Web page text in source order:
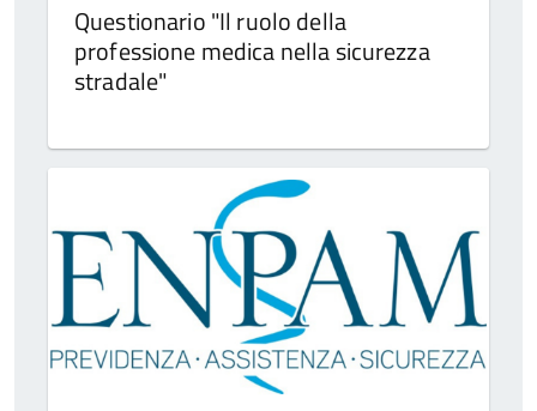
Questionario "Il ruolo della
professione medica nella sicurezza
stradale"